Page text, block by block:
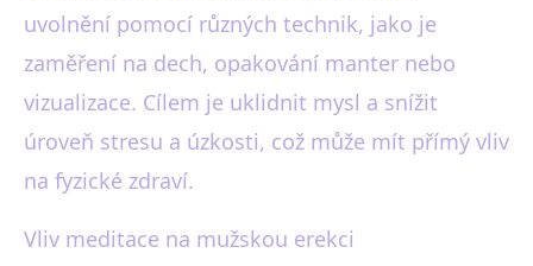
uvolnění pomocí různých technik, jako je
zaměření na dech, opakování manter nebo
vizualizace. Cílem je uklidnit mysl a snížit
úroveň stresu a úzkosti, což může mít přímý vliv
na fyzické zdraví.
Vliv meditace na mužskou erekci